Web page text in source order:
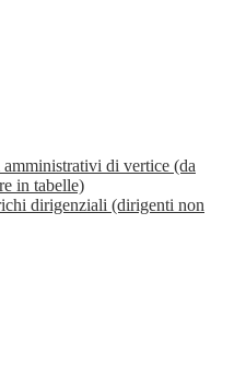
di vertice (da
in tabelle)
dirigenziali (dirigenti non